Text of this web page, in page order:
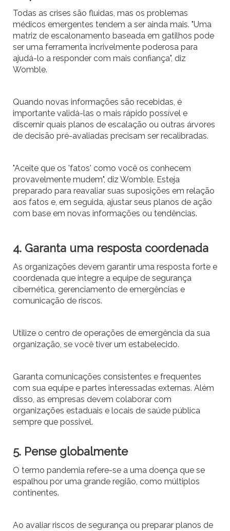
Todas as crises são fluidas, mas os problemas
médicos emergentes tendem a ser ainda mais. "Uma
matriz de escalonamento baseada em gatilhos pode
ser uma ferramenta incrivelmente poderosa para
ajudá-lo a responder com mais confiança", diz
Womble.
Quando novas informações são recebidas, é
importante validá-las o mais rápido possível e
discernir quais planos de escalação ou outras árvores
de decisão pré-avaliadas precisam ser recalibradas.
"Aceite que os 'fatos' como você os conhecem
provavelmente mudem", diz Womble. Esteja
preparado para reavaliar suas suposições em relação
aos fatos e, em seguida, ajustar seus planos de ação
com base em novas informações ou tendências.
4. Garanta uma resposta coordenada
As organizações devem garantir uma resposta forte e
coordenada que integre a equipe de segurança
cibernética, gerenciamento de emergências e
comunicação de riscos.
Utilize o centro de operações de emergência da sua
organização, se você tiver um estabelecido.
Garanta comunicações consistentes e frequentes
com sua equipe e partes interessadas externas. Além
disso, as empresas devem colaborar com
organizações estaduais e locais de saúde pública
sempre que possivel.
5. Pense globalmente
O termo pandemia refere-se a uma doença que se
espalhou por uma grande região, como múltiplos
continentes.
Ao avaliar riscos de segurança ou preparar planos de